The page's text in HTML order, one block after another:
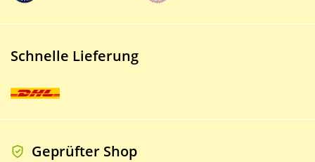
Schnelle Lieferung
Geprüfter Shop